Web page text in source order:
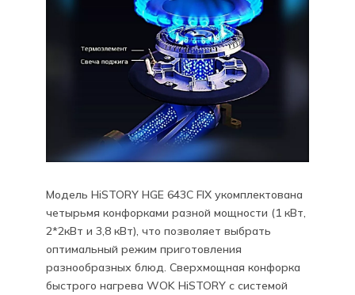
Модель HiSTORY HGE 643C FIX укомплектована
четырьмя конфорками разной мощности (1 кВт,
2*2кВт и 3,8 кВт), что позволяет выбрать
оптимальный режим приготовления
разнообразных блюд. Сверхмощная конфорка
быстрого нагрева WOK HiSTORY с системой